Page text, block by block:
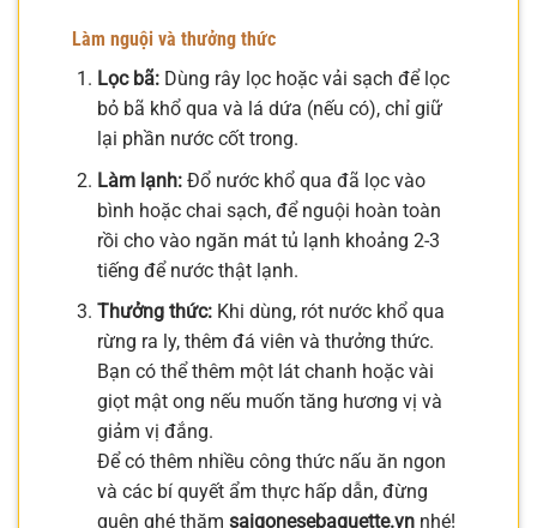
Làm nguội và thưởng thức
Lọc bã:Dùng rây lọc hoặc vải sạch để lọc
bỏ bã khổ qua và lá dứa (nếu có), chỉ giữ
lại phần nước cốt trong.
Làm lạnh:Đổ nước khổ qua đã lọc vào
bình hoặc chai sạch, để nguội hoàn toàn
rồi cho vào ngăn mát tủ lạnh khoảng 2-3
tiếng để nước thật lạnh.
Thưởng thức:Khi dùng, rót nước khổ qua
rừng ra ly, thêm đá viên và thưởng thức.
Bạn có thể thêm một lát chanh hoặc vài
giọt mật ong nếu muốn tăng hương vị và
giảm vị đắng.
Để có thêm nhiều công thức nấu ăn ngon
và các bí quyết ẩm thực hấp dẫn, đừng
quên ghé thăm saigonesebaguette.vnnhé!